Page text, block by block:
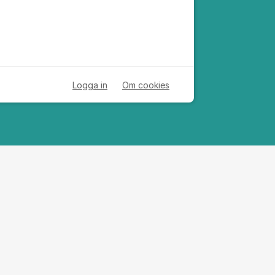
Logga in Om cookies